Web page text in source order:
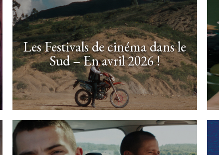
Les Festivals de cinéma dans le
Sud – En avril 2026 !